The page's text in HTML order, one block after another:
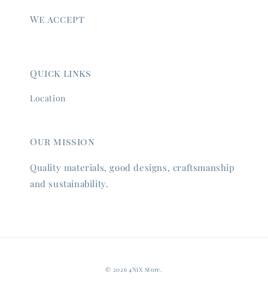
We accept
Quick links
Location
Our mission
Quality materials, good designs, craftsmanship
and sustainability.
© 2026 4NiX Store.